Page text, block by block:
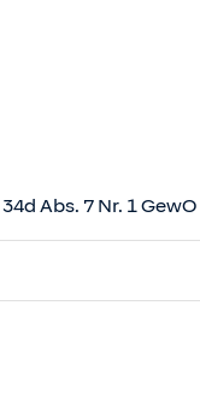
Abs. 7 Nr. 1 GewO
(VVG)